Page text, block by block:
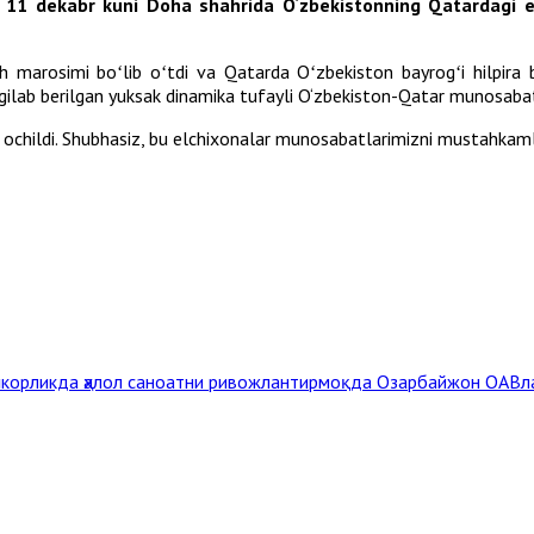
marosimi boʻlib oʻtdi va Qatarda Oʻzbekiston bayrogʻi
berilgan yuksak dinamika tufayli O‘zbekiston-Qatar
Shubhasiz, bu elchixonalar munosabatlarimizni
ҳалол саноатни ривожлантирмоқда Озарбайжон